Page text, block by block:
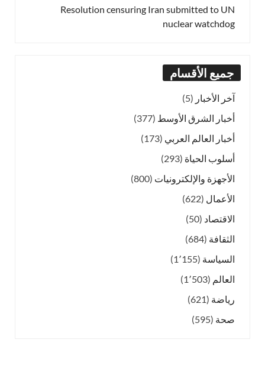
Resolution censuring Iran submitted to UN
nuclear watchdog
جميع الأقسام
آخر الأخبار (5)
أخبار الشرق الأوسط (377)
أخبار العالم العربي (173)
أسلوب الحياة (293)
الأجهزة والإلكترونيات (800)
الأعمال (622)
الاقتصاد (50)
الثقافة (684)
السياسة (1٬155)
العالم (1٬503)
رياضة (621)
صحة (595)